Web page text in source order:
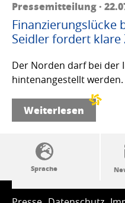
Pressemitteilung ·
Finanzierungslücke
Seidler fordert klare
Der Norden darf bei
hintenangestellt werden.
Weiterlesen
SSW-Politik von A bis Z